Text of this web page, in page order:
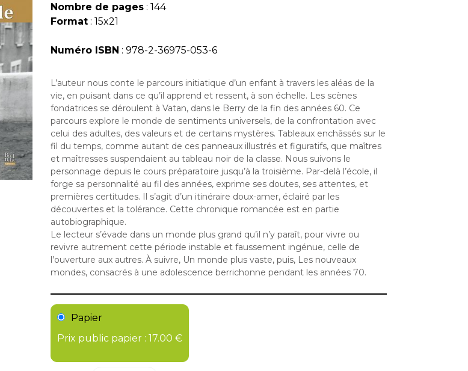
Nombre de pages : 144
Format : 15x21
Numéro ISBN : 978-2-36975-053-6
L’auteur nous conte le parcours initiatique d’un enfant à travers les aléas de la
vie, en puisant dans ce qu’il apprend et ressent, à son échelle. Les scènes
fondatrices se déroulent à Vatan, dans le Berry de la fin des années 60. Ce
parcours explore le monde de sentiments universels, de la confrontation avec
celui des adultes, des valeurs et de certains mystères. Tableaux enchâssés sur le
fil du temps, comme autant de ces panneaux illustrés et figuratifs, que maîtres
et maîtresses suspendaient au tableau noir de la classe. Nous suivons le
personnage depuis le cours préparatoire jusqu’à la troisième. Par-delà l’école, il
forge sa personnalité au fil des années, exprime ses doutes, ses attentes, et
premières certitudes. Il s’agit d’un itinéraire doux-amer, éclairé par les
découvertes et la tolérance. Cette chronique romancée est en partie
autobiographique.
Le lecteur s’évade dans un monde plus grand qu’il n’y paraît, pour vivre ou
revivre autrement cette période instable et faussement ingénue, celle de
l’ouverture aux autres. À suivre, Un monde plus vaste, puis, Les nouveaux
mondes, consacrés à une adolescence berrichonne pendant les années 70.
Papier
Prix public papier : 17.00 €